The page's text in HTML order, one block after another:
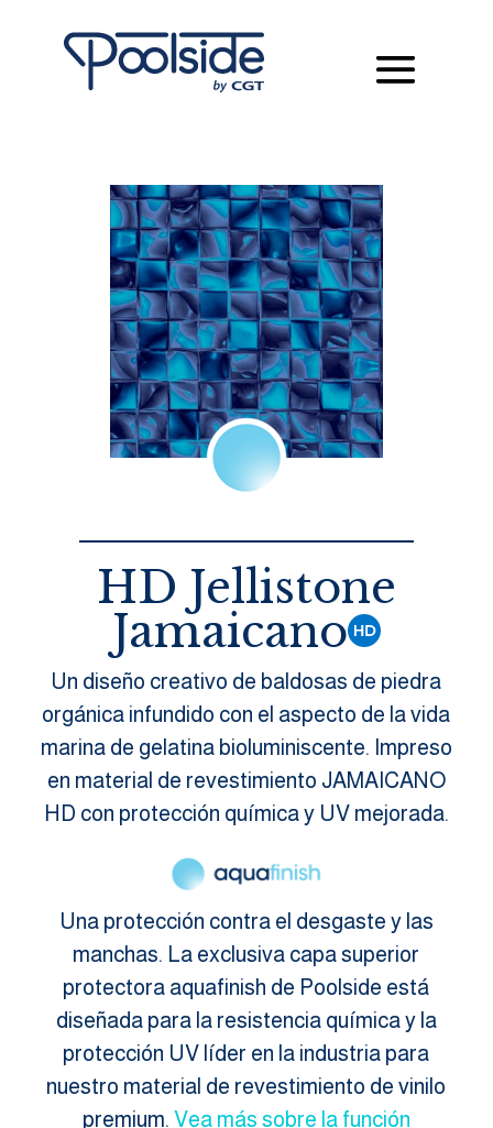
HD Jellistone
Jamaicano
Un diseño creativo de baldosas de piedra
orgánica infundido con el aspecto de la vida
marina de gelatina bioluminiscente. Impreso
en material de revestimiento JAMAICANO
HD con protección química y UV mejorada.
Una protección contra el desgaste y las
manchas. La exclusiva capa superior
protectora aquafinish de Poolside está
diseñada para la resistencia química y la
protección UV líder en la industria para
nuestro material de revestimiento de vinilo
premium. Vea más sobre la función